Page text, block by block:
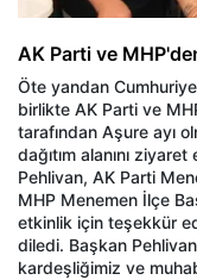
AK Parti ve
Öte yandan
birlikte AK Parti ve
tarafından Aşure ayı
dağıtım alanını
Pehlivan, AK Parti
MHP Menemen İlçe
etkinlik için teşekkür
diledi. Başkan
kardeşliğimiz ve